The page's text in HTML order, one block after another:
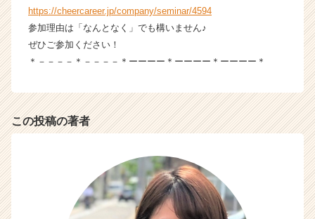
e
r
C
a
e
https://cheercareer.jp/company/seminar/4594
参加理由は「なんとなく」でも構いません♪
ぜひご参加ください！
＊－－－－＊－－－－＊ーーーー＊ーーーー＊ーーーー＊
この投稿の著者